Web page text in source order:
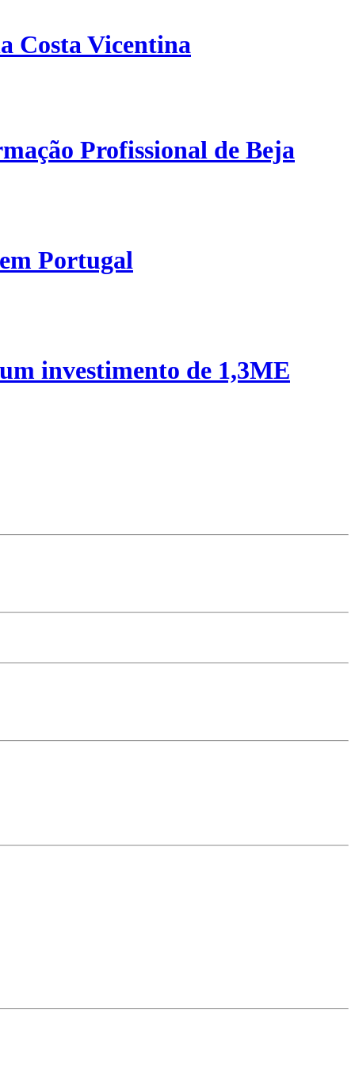
Costa Vicentina
Profissional de Beja
Portugal
investimento de 1,3ME